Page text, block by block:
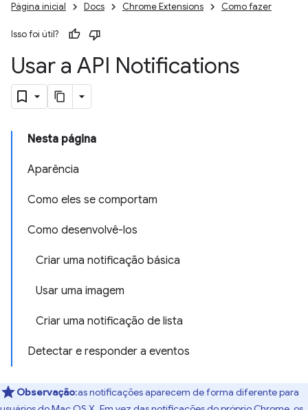
Página inicial Docs Chrome Extensions Como fazer
Isso foi útil?
Usar a API Notifications
Nesta página
Aparência
Como eles se comportam
Como desenvolvê-los
Criar uma notificação básica
Usar uma imagem
Criar uma notificação de lista
Detectar e responder a eventos
Observação:as notificações aparecem de forma diferente para